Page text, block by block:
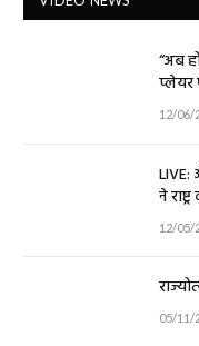
“अब
प्लेयर
12/06/
LIVE:
ने
12/05/
05/11/